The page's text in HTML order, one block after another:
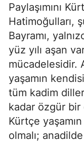
Paylaşımını
Hatimoğulları,
Bayramı,
yüz yılı aşan
mücadelesidir.
yaşamın
tüm kadim
kadar özgür bir
Kürtçe
olmalı;